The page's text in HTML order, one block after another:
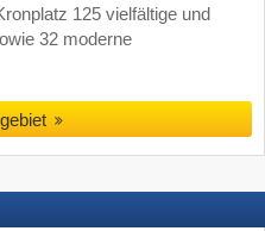
125 vielfältige und
32 moderne